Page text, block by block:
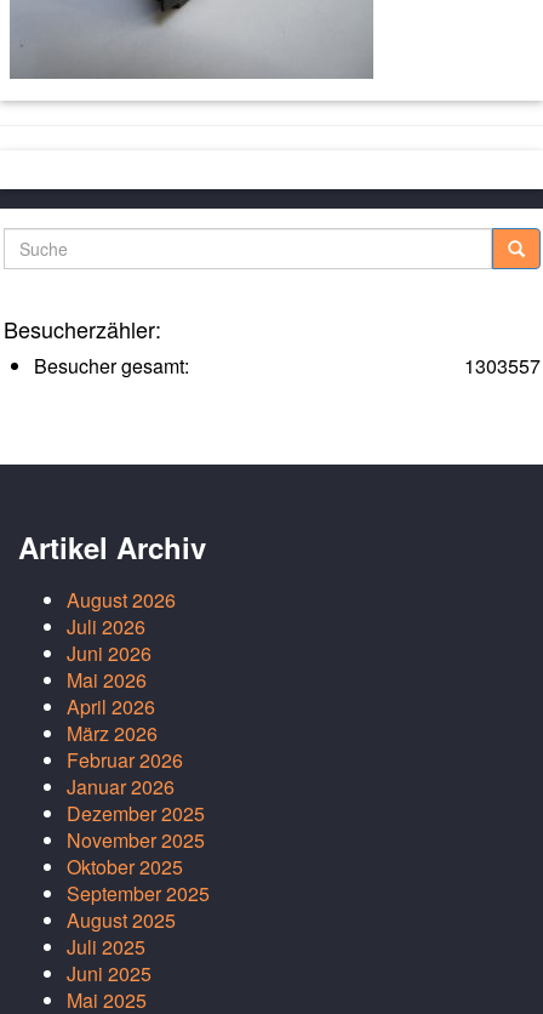
Suche
Besucherzähler:
1303557
Besucher gesamt:
Artikel Archiv
August 2026
Juli 2026
Juni 2026
Mai 2026
April 2026
März 2026
Februar 2026
Januar 2026
Dezember 2025
November 2025
Oktober 2025
September 2025
August 2025
Juli 2025
Juni 2025
Mai 2025